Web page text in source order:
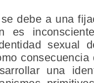
debe a una
es
sexual
una